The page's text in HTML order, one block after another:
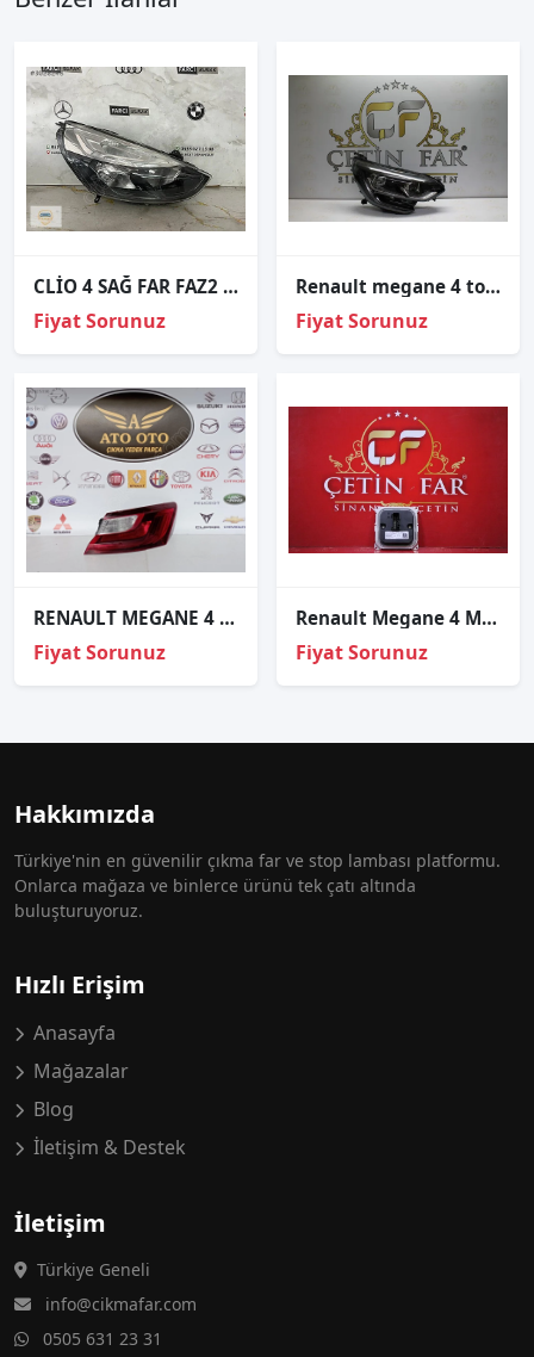
CLİO 4 SAĞ FAR FAZ2 ORJİNAL
Fiyat Sorunuz
Renault megane 4 touch ledli̇ sağ far sıfır ayfar 260102686r
Fiyat Sorunuz
RENAULT MEGANE 4 ORJİNAL ÇIKMA SAĞ STOP
Fiyat Sorunuz
Renault Megane 4 Megane 5 Far Beyni̇ Led Beyni̇ A2c90665805
Fiyat Sorunuz
Hakkımızda
Türkiye'nin en güvenilir çıkma far ve stop lambası platformu.
Onlarca mağaza ve binlerce ürünü tek çatı altında
buluşturuyoruz.
Hızlı Erişim
Anasayfa
Mağazalar
Blog
İletişim & Destek
İletişim
Türkiye Geneli
info@cikmafar.com
0505 631 23 31